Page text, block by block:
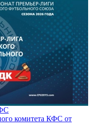
комитета КФС от